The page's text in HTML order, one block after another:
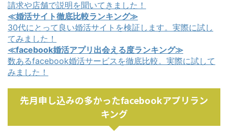
請求や店舗で説明を聞いてきました！
≪婚活サイト徹底比較ランキング≫
30代にとって良い婚活サイトを検証します。実際に試し
てみました！
≪facebook婚活アプリ出会える度ランキング≫
数あるfacebook婚活サービスを徹底比較。実際に試して
みました！
先月申し込みの多かったfacebookアプリラン
キング